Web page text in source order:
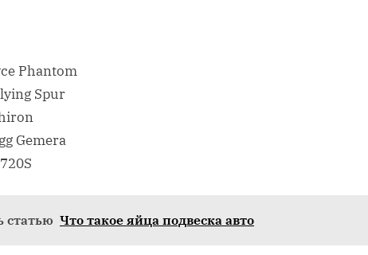
Phantom
Spur
Gemera
статью Что такое яйца подвеска авто